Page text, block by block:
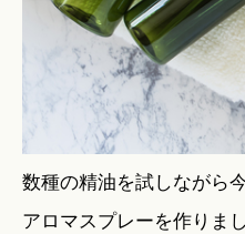
数種の精油を試しながら
アロマスプレーを作りま